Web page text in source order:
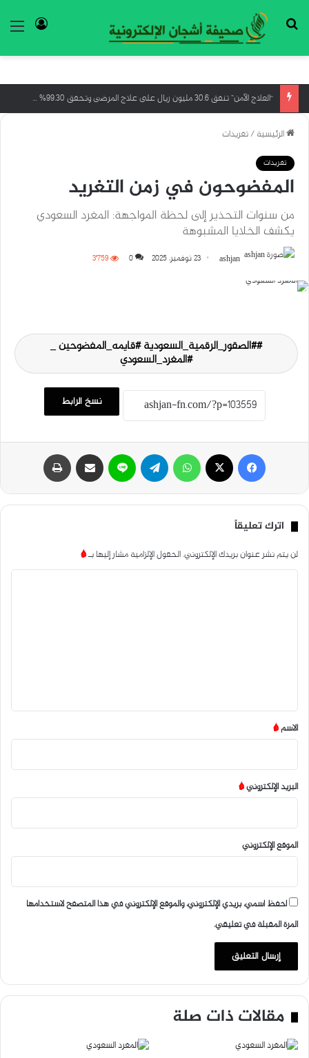
بحث عن
“العلاج الآمن” تنفق 30.6 مليون ريال على علاج المرضى وتحقق 99.30% في تقييم الحوكمة
الرئيسية/تغريدات
تغريدات
المفضوحون في زمن التغريد
من سنوات التحذير إلى لحظة المواجهة: المغرد السعودي
يكشف الخلايا المشبوهة
ashjan 23 نوفمبر، 2025 0 3٬759
#الصقور_الرقمية_السعودية #قايمه_المفضوحين _
#المغرد_السعودي
نسخ الرابط
اترك تعليقاً
لن يتم نشر عنوان بريدك الإلكتروني.الحقول الإلزامية مشار إليها بـ*
*
الاسم*
البريد الإلكتروني*
الموقع الإلكتروني
احفظ اسمي، بريدي الإلكتروني، والموقع الإلكتروني في هذا المتصفح لاستخدامها
المرة المقبلة في تعليقي.
مقالات ذات صلة